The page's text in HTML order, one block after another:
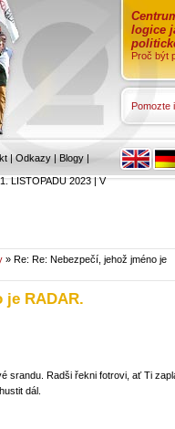
logice
Proč být
Pomozte
| Odkazy | Blogy |
LISTOPADU 2023|V
» Re: Re: Nebezpečí, jehož jméno je
je RADAR.
srandu. Radši řekni fotrovi, ať Ti
dál.